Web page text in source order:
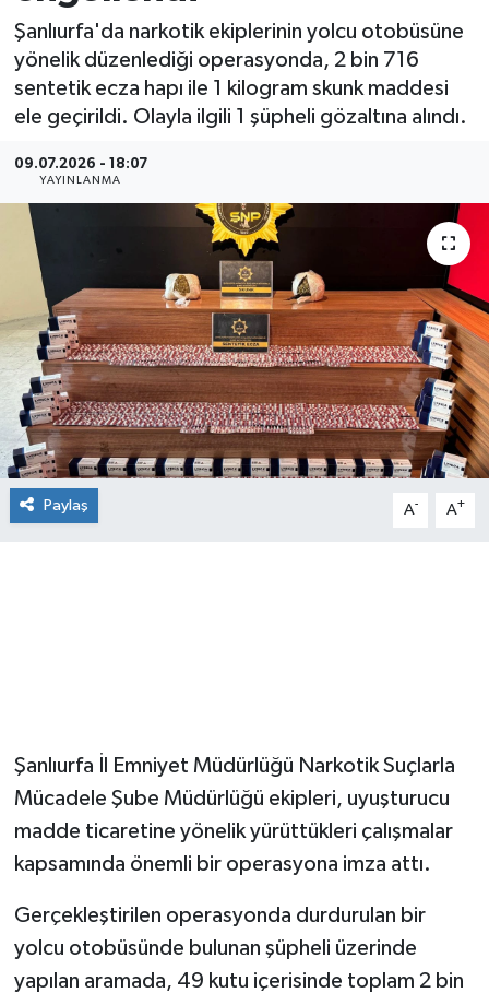
Şanlıurfa'da narkotik ekiplerinin yolcu otobüsüne
yönelik düzenlediği operasyonda, 2 bin 716
sentetik ecza hapı ile 1 kilogram skunk maddesi
ele geçirildi. Olayla ilgili 1 şüpheli gözaltına alındı.
09.07.2026 - 18:07
YAYINLANMA
Paylaş A- A+
Şanlıurfa İl Emniyet Müdürlüğü Narkotik Suçlarla
Mücadele Şube Müdürlüğü ekipleri, uyuşturucu
madde ticaretine yönelik yürüttükleri çalışmalar
kapsamında önemli bir operasyona imza attı.
Gerçekleştirilen operasyonda durdurulan bir
yolcu otobüsünde bulunan şüpheli üzerinde
yapılan aramada, 49 kutu içerisinde toplam 2 bin